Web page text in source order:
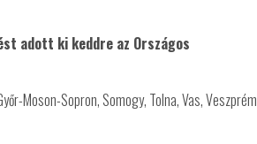
adott ki keddre az Országos
Moson-Sopron, Somogy, Tolna, Vas, Veszprém